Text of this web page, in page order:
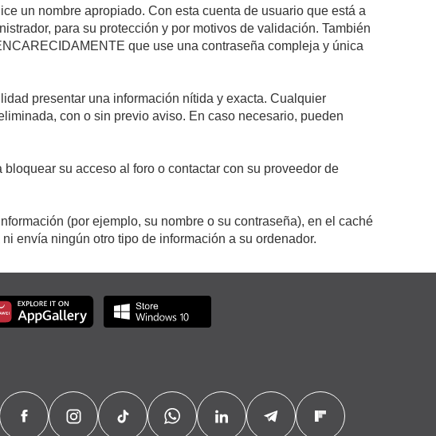
un nombre apropiado. Con esta cuenta de usuario que está a
para su protección y por motivos de validación. También
que use una contraseña compleja y única
presentar una información nítida y exacta. Cualquier
con o sin previo aviso. En caso necesario, pueden
su acceso al foro o contactar con su proveedor de
(por ejemplo, su nombre o su contraseña), en el caché
envía ningún otro tipo de información a su ordenador.